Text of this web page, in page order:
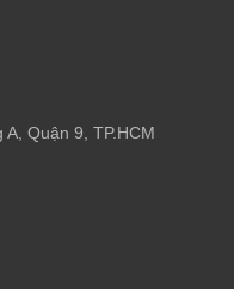
Quận 9, TP.HCM